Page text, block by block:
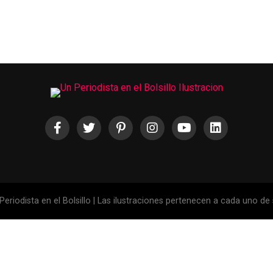
en el Bolsillo | Las ilustraciones pertenecen a cada uno de